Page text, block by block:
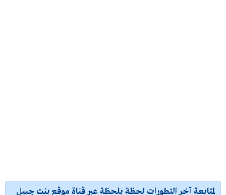
لمتابعة آخر التطورات لحظة بلحظة عبر قناة موقع بنت جبيل